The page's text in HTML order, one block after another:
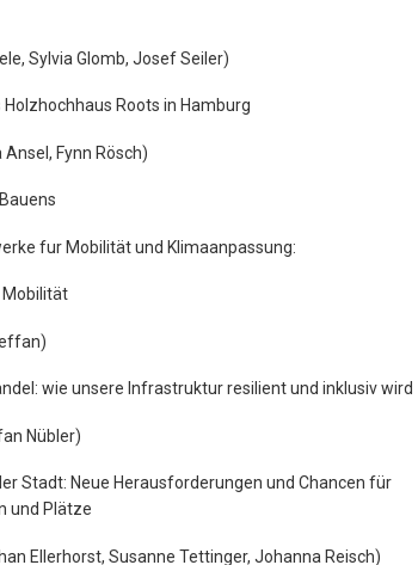
Sylvia Glomb, Josef Seiler)
Roots in Hamburg
Fynn Rösch)
fur Mobilität und Klimaanpassung:
wie unsere Infrastruktur resilient und inklusiv wird
Nübler)
Stadt: Neue Herausforderungen und Chancen für
und Plätze
Ellerhorst, Susanne Tettinger, Johanna Reisch)